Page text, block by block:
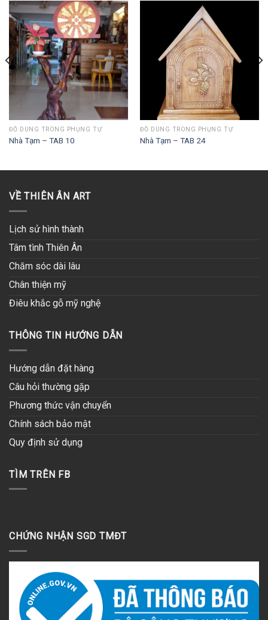
ĐỒ DÙNG TRONG PHỤNG TỰ
Nhà Tạm – TAB 10
ĐỒ DÙNG TRONG PHỤNG TỰ
Nhà Tạm – TAB 24
VỀ THIÊN ÂN ART
Lịch sử hình thành
Tâm tình Thiên Ân
Chăm sóc dài lâu
Chân thiện mỹ
Điêu khắc gỗ mỹ nghệ
THÔNG TIN HƯỚNG DẪN
Hướng dẫn đặt hàng
Câu hỏi thường gặp
Phương thức vận chuyển
Chính sách bảo mật
Quy định sử dụng
TÌM TRÊN FB
CHỨNG NHẬN SGD TMĐT